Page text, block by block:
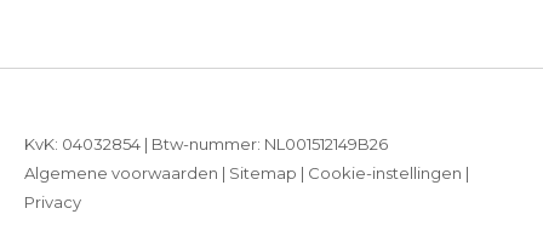
KvK: 04032854 | Btw-nummer: NL001512149B26
Algemene voorwaarden | Sitemap | Cookie-instellingen |
Privacy